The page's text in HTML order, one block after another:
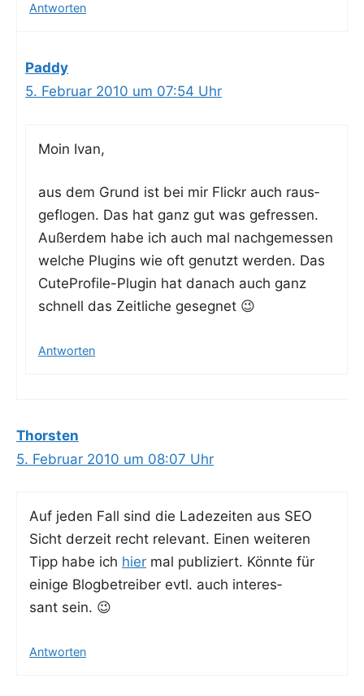
Antworten
Paddy
5. Februar 2010 um 07:54 Uhr
Moin Ivan,
aus dem Grund ist bei mir Flickr auch raus­
ge­flo­gen. Das hat ganz gut was gefres­sen.
Außer­dem habe ich auch mal nach­ge­mes­sen
wel­che Plug­ins wie oft genutzt wer­den. Das
Cute­Pro­fi­le-Plug­in hat danach auch ganz
schnell das Zeit­li­che gesegnet 😉
Antworten
Thorsten
5. Februar 2010 um 08:07 Uhr
Auf jeden Fall sind die Lade­zei­ten aus SEO
Sicht der­zeit recht rele­vant. Einen wei­te­ren
Tipp habe ich hier mal publi­ziert. Könn­te für
eini­ge Blog­be­trei­ber evtl. auch inter­es­
sant sein. 😉
Antworten